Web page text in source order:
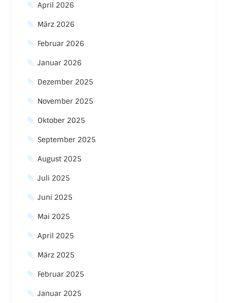
April 2026
März 2026
Februar 2026
Januar 2026
Dezember 2025
November 2025
Oktober 2025
September 2025
August 2025
Juli 2025
Juni 2025
Mai 2025
April 2025
März 2025
Februar 2025
Januar 2025